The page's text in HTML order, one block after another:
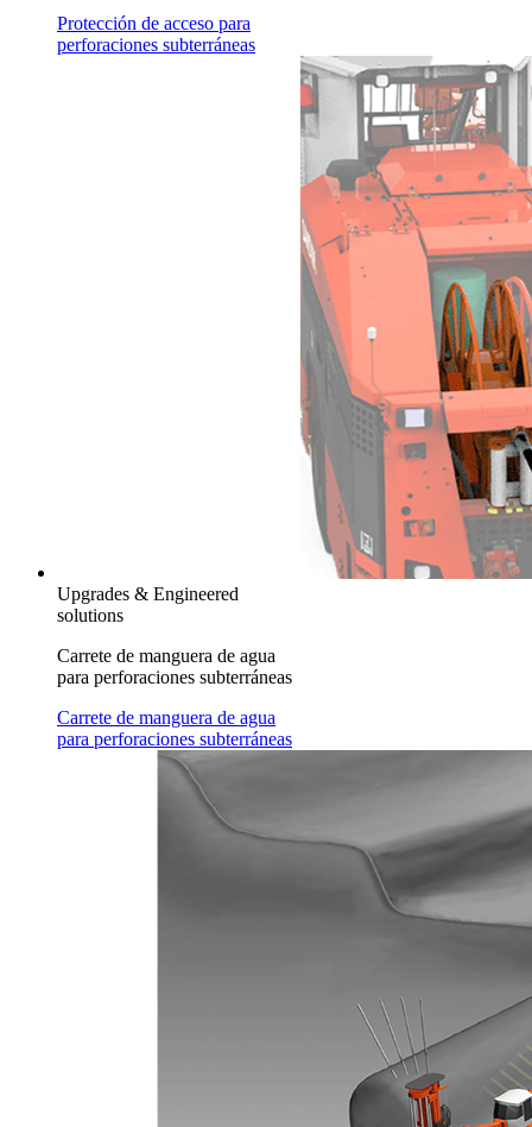
Protección de acceso para
perforaciones subterráneas
Upgrades & Engineered
solutions
Carrete de manguera de agua
para perforaciones subterráneas
Carrete de manguera de agua
para perforaciones subterráneas